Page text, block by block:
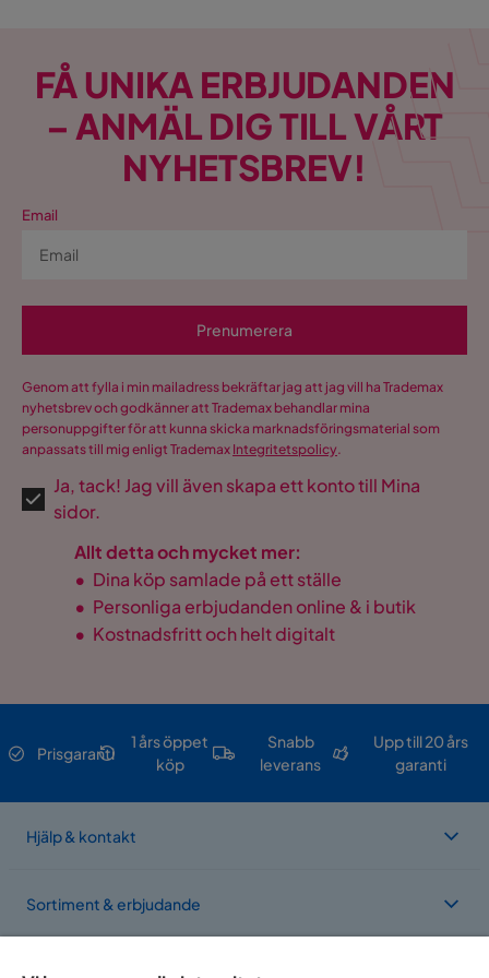
FÅ UNIKA ERBJUDANDEN
– ANMÄL DIG TILL VÅRT
NYHETSBREV!
Email
Prenumerera
Genom att fylla i min mailadress bekräftar jag att jag vill ha Trademax
nyhetsbrev och godkänner att Trademax behandlar mina
personuppgifter för att kunna skicka marknadsföringsmaterial som
anpassats till mig enligt Trademax Integritetspolicy.
Ja, tack! Jag vill även skapa ett konto till Mina
sidor.
Allt detta och mycket mer:
• Dina köp samlade på ett ställe
• Personliga erbjudanden online & i butik
• Kostnadsfritt och helt digitalt
Prisgaranti
1 års öppet
köp
Snabb
leverans
Upp till 20 års
garanti
Hjälp & kontakt
Sortiment & erbjudande
Om Trademax